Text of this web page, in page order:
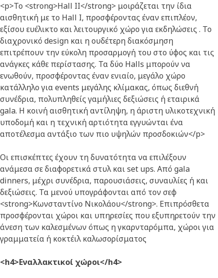
<p>Το <strong>Hall II</strong> μοιράζεται την ίδια
αισθητική με το Hall I, προσφέροντας έναν επιπλέον,
εξίσου ευέλικτο και λειτουργικό χώρο για εκδηλώσεις . Το
διαχρονικό design και η ουδέτερη διακόσμηση
επιτρέπουν την εύκολη προσαρμογή του στο ύφος και τις
ανάγκες κάθε περίστασης. Τα δύο Halls μπορούν να
ενωθούν, προσφέροντας έναν ενιαίο, μεγάλο χώρο
κατάλληλο για events μεγάλης κλίμακας, όπως διεθνή
συνέδρια, πολυπληθείς γαμήλιες δεξιώσεις ή εταιρικά
gala. Η κοινή αισθητική αντίληψη, η άριστη υλικοτεχνική
υποδομή και η τεχνική αρτιότητα εγγυώνται ένα
αποτέλεσμα αντάξιο των πιο υψηλών προσδοκιών</p>
Οι επισκέπτες έχουν τη δυνατότητα να επιλέξουν
ανάμεσα σε διαφορετικά στυλ και set ups. Από gala
dinners, μέχρι συνέδρια, παρουσιάσεις, συναυλίες ή και
δεξιώσεις. Τα μενού υπογράφονται από τον σεφ
<strong>Κωνσταντίνο Νικολάου</strong>. Επιπρόσθετα
προσφέρονται χώροι και υπηρεσίες που εξυπηρετούν την
άνεση των καλεσμένων όπως η γκαρνταρόμπα, χώροι για
γραμματεία ή κοκτέιλ καλωσορίσματος
<h4>Εναλλακτικοί χώροι</h4>